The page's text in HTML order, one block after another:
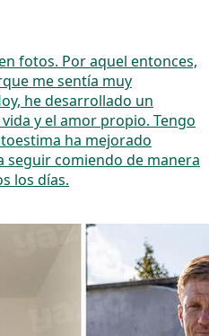
fotos. Por aquel entonces,
me sentía muy
he desarrollado un
y el amor propio. Tengo
ha mejorado
seguir comiendo de manera
los días.